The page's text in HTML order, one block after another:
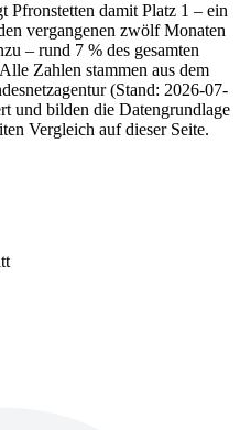
Pfronstetten damit Platz 1 – ein
vergangenen zwölf Monaten
– rund 7 % des gesamten
Zahlen stammen aus dem
(Stand: 2026-07-
und bilden die Datengrundlage
Vergleich auf dieser Seite.